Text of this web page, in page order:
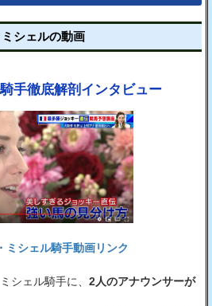
シェルの動画
手徹底解剖インタビュー
ミシェル騎手動画リンク
シェル騎手に、 2人のアナウンサーが